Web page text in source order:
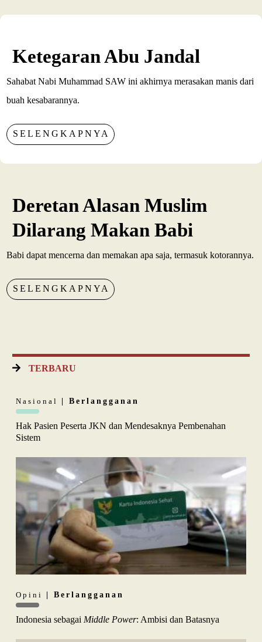
Ketegaran Abu Jandal
Sahabat Nabi Muhammad SAW ini akhirnya merasakan manis dari
buah kesabarannya.
SELENGKAPNYA
Deretan Alasan Muslim
Dilarang Makan Babi
Babi dapat mencerna dan memakan apa saja, termasuk kotorannya.
SELENGKAPNYA
TERBARU
Nasional | Berlangganan
Hak Pasien Peserta JKN dan Mendesaknya Pembenahan
Sistem
Opini | Berlangganan
Indonesia sebagai Middle Power: Ambisi dan Batasnya